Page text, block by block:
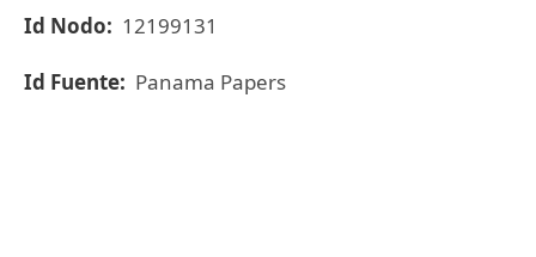
Id Nodo: 12199131
Id Fuente: Panama Papers